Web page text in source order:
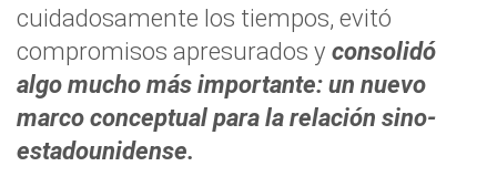
cuidadosamente los tiempos, evitó
compromisos apresurados y consolidó
algo mucho más importante: un nuevo
marco conceptual para la relación sino-
estadounidense.